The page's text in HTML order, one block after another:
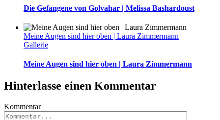
Die Gefangene von Golvahar | Melissa Bashardoust
Meine Augen sind hier oben | Laura Zimmermann
Gallerie
Meine Augen sind hier oben | Laura Zimmermann
Hinterlasse einen Kommentar
Kommentar